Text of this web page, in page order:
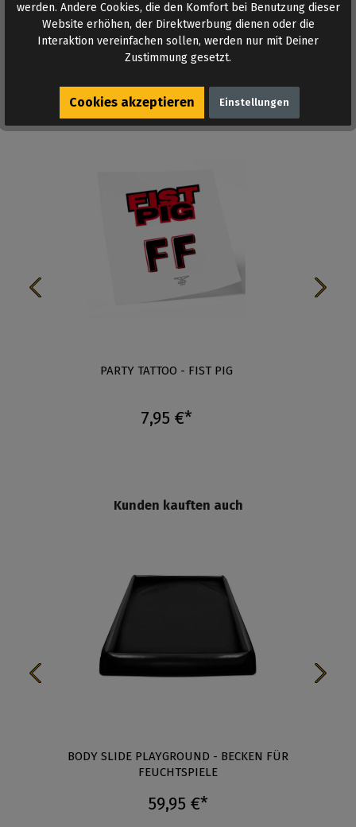
AUF DEN MERKZETTEL
Ähnliche Produkte
PARTY TATTOO - FIST PIG
7,95 €*
Kunden kauften auch
BODY SLIDE PLAYGROUND - BECKEN FÜR
FEUCHTSPIELE
59,95 €*
werden. Andere Cookies, die den Komfort bei Benutzung dieser
Website erhöhen, der Direktwerbung dienen oder die
Interaktion vereinfachen sollen, werden nur mit Deiner
Zustimmung gesetzt.
Cookies akzeptieren Einstellungen